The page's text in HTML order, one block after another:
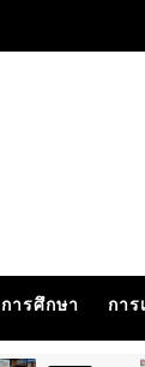
การศึกษา การ